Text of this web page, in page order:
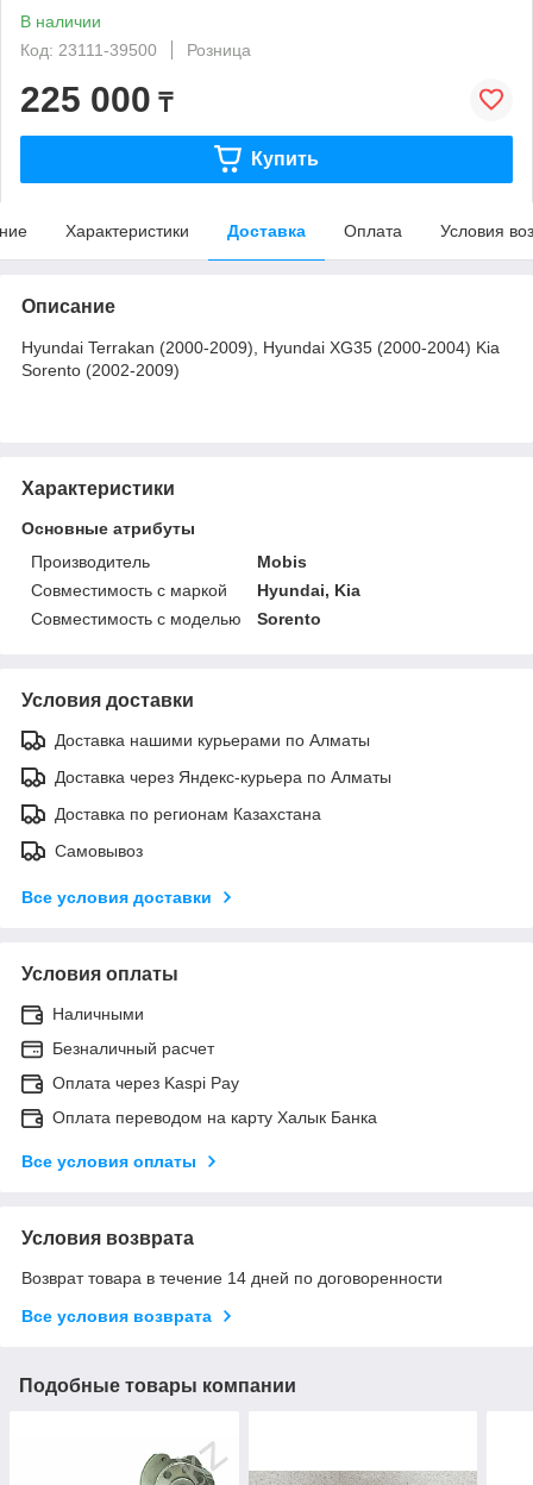
В наличии
Код: 23111-39500
Розница
225 000 ₸
Купить
Характеристики Доставка Оплата Условия
Описание
Hyundai Terrakan (2000-2009), Hyundai XG35 (2000-2004) Kia
Sorento (2002-2009)
Характеристики
Основные атрибуты
Производитель
Mobis
Совместимость с маркой
Hyundai, Kia
Совместимость с моделью
Sorento
Условия доставки
Доставка нашими курьерами по Алматы
Доставка через Яндекс-курьера по Алматы
Доставка по регионам Казахстана
Самовывоз
Все условия доставки
Условия оплаты
Наличными
Безналичный расчет
Оплата через Kaspi Pay
Оплата переводом на карту Халык Банка
Все условия оплаты
Условия возврата
Возврат товара в течение 14 дней по договоренности
Все условия возврата
Подобные товары компании